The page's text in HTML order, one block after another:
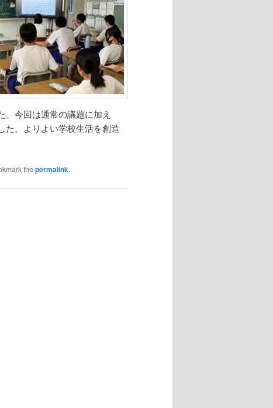
今回は通常の議題に加え
た。よりよい学校生活を創造
the permalink.